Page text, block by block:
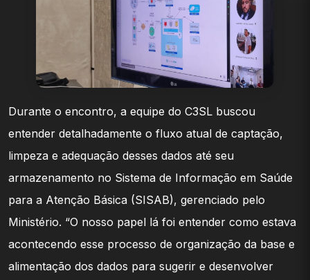
Durante o encontro, a equipe do C3SL buscou
entender detalhadamente o fluxo atual de captação,
limpeza e adequação desses dados até seu
armazenamento no Sistema de Informação em Saúde
para a Atenção Básica (SISAB), gerenciado pelo
Ministério. “O nosso papel lá foi entender como estava
acontecendo esse processo de organização da base e
alimentação dos dados para sugerir e desenvolver